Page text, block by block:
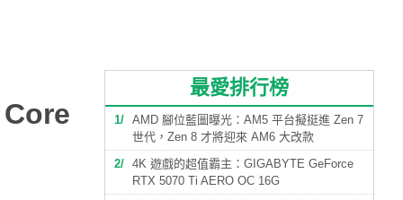
最愛排行榜
1
AMD 腳位藍圖曝光：AM5 平台擬挺進 Zen 7
世代，Zen 8 才將迎來 AM6 大改款
2
4K 遊戲的超值霸主：GIGABYTE GeForce
RTX 5070 Ti AERO OC 16G